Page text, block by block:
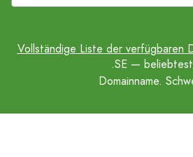
Vollständige Liste der verfügbaren
.SE —
Domainname.